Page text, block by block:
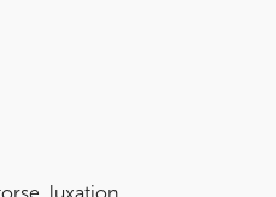
luxation...